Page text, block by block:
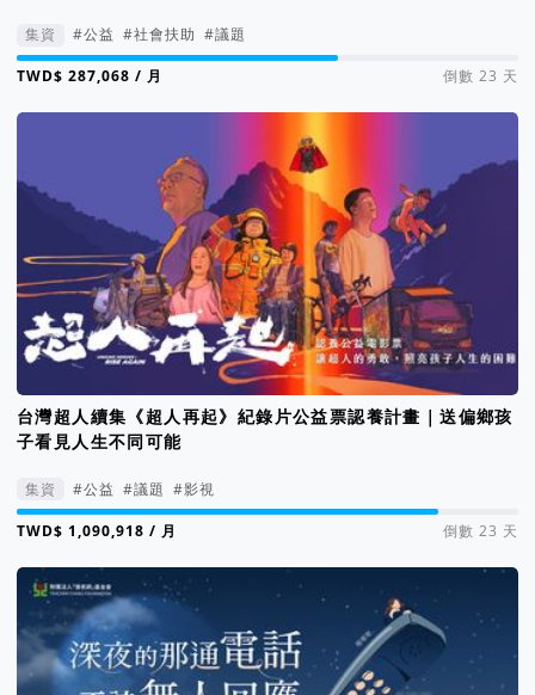
集資 #公益 #社會扶助 #議題
集資進度 64%
/ 月 倒數 23 天
台灣超人續集《超人再起》紀錄片公益票認養計畫｜送偏鄉孩
子看見人生不同可能
集資 #公益 #議題 #影視
集資進度 84%
/ 月 倒數 23 天